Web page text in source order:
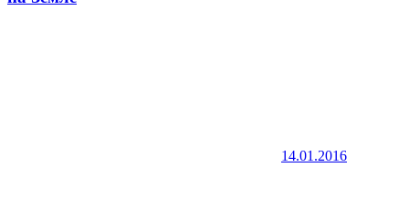
14.01.2016